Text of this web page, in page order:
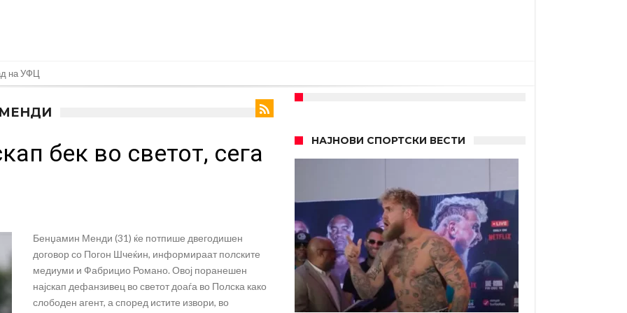
на УФЦ
ФИФА не планира да ги укине
насилство – му се заканува 18 месеци затвор
Новак: Синер и Алкараз се повлекуваат, а Зверев веднаш се „распадна“
заминува во Премиер лигата!
Голема загуба во семејството на Меси
во Реал Мадрид: Ова се трите нови правила за успех
најважниот летен трансфер на Атлетико?!
скандалозни информации, добивала пари од УЕФА
со Атлетико
МЕНДИ
бек во светот, сега
Бенџамин Менди (31) ќе потпише двегодишен
договор со Погон Шчеќин, информираат полските
медиуми и Фабрицио Романо. Овој поранешен
најскап дефанзивец во светот доаѓа во Полска како
слободен агент, а според истите извори, во
НАЈНОВИ СПОРТСКИ ВЕСТИ